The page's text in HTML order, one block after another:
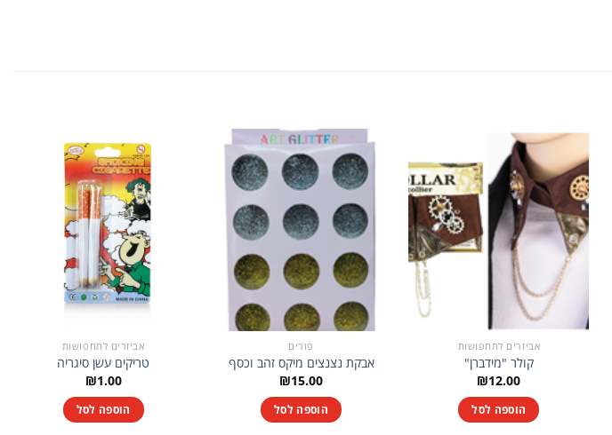
אביזרים לתחפושות
קולר "מידברן"
₪12.00
הוספה לסל
פורים
אבקת נצנצים מיקס זהב וכסף
₪15.00
הוספה לסל
אביזרים לתחפושות
טריקים עשן סיגריה
₪1.00
הוספה לסל